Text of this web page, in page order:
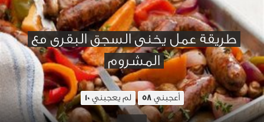
طريقة عمل يخنى السجق البقرى مع
المشروم
أعجبني58 لم يعجبني10